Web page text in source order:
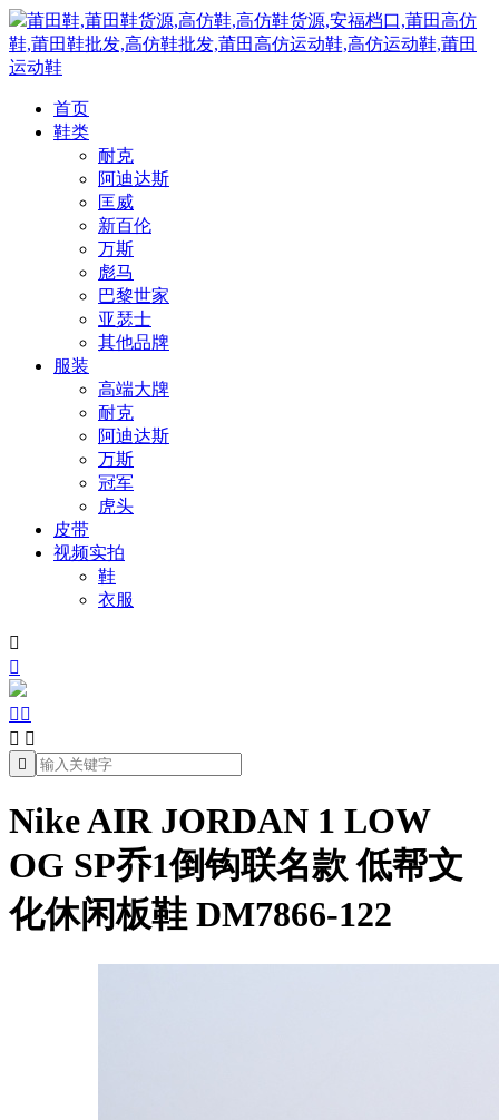
莆田鞋,莆田鞋货源,高仿鞋,高仿鞋货源,安福档口,莆田高仿
鞋,莆田鞋批发,高仿鞋批发,莆田高仿运动鞋,高仿运动鞋,莆田
运动鞋
首页
鞋类
耐克
阿迪达斯
匡威
新百伦
万斯
彪马
巴黎世家
亚瑟士
其他品牌
服装
高端大牌
耐克
阿迪达斯
万斯
冠军
虎头
皮带
视频实拍
鞋
衣服


 
 

Nike AIR JORDAN 1 LOW
OG SP乔1倒钩联名款 低帮文
化休闲板鞋 DM7866-122